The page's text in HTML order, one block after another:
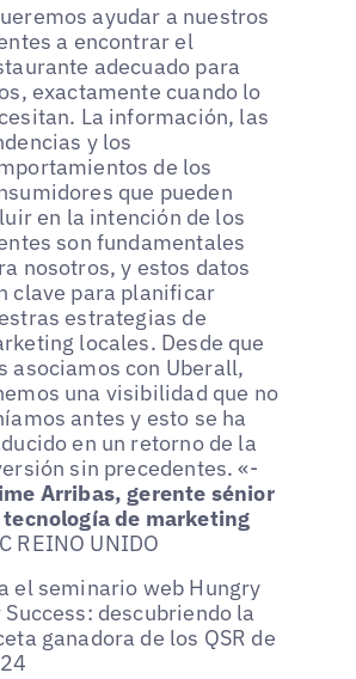
ayudar a nuestros
a encontrar el
adecuado para
exactamente cuando lo
La información, las
y los
de los
que pueden
en la intención de los
son fundamentales
nosotros, y estos datos
clave para planificar
estrategias de
locales. Desde que
asociamos con Uberall,
una visibilidad que no
antes y esto se ha
en un retorno de la
sin precedentes. «-
Arribas, gerente sénior
tecnología de marketing
REINO UNIDO
el seminario web Hungry
Success: descubriendo la
ganadora de los QSR de